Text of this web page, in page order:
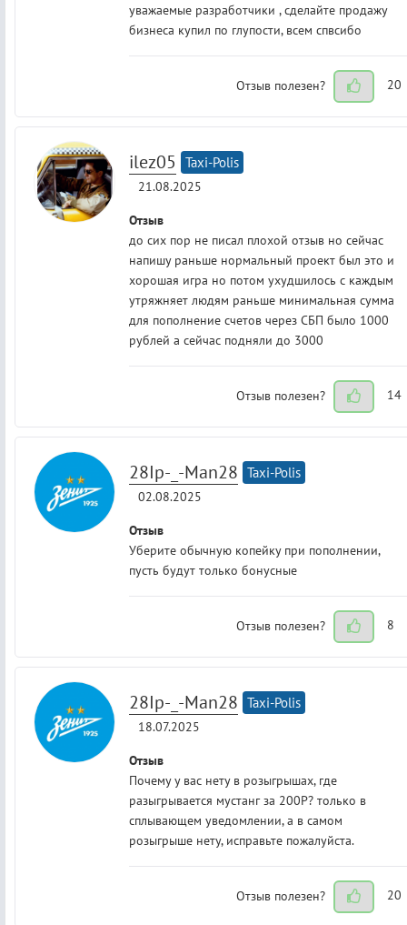
уважаемые разработчики , сделайте продажу
бизнеса купил по глупости, всем спвсибо
Отзыв полезен? 20
ilez05 Taxi-Polis
21.08.2025
Отзыв
до сих пор не писал плохой отзыв но сейчас
напишу раньше нормальный проект был это и
хорошая игра но потом ухудшилось с каждым
утряжняет людям раньше минимальная сумма
для пополнение счетов через СБП было 1000
рублей а сейчас подняли до 3000
Отзыв полезен? 14
28Ip-_-Man28 Taxi-Polis
02.08.2025
Отзыв
Уберите обычную копейку при пополнении,
пусть будут только бонусные
Отзыв полезен? 8
28Ip-_-Man28 Taxi-Polis
18.07.2025
Отзыв
Почему у вас нету в розыгрышах, где
разыгрывается мустанг за 200Р? только в
сплывающем уведомлении, а в самом
розыгрыше нету, исправьте пожалуйста.
Отзыв полезен? 20